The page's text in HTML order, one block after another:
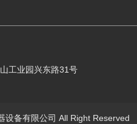
工业园兴东路31号
设备有限公司 All Right